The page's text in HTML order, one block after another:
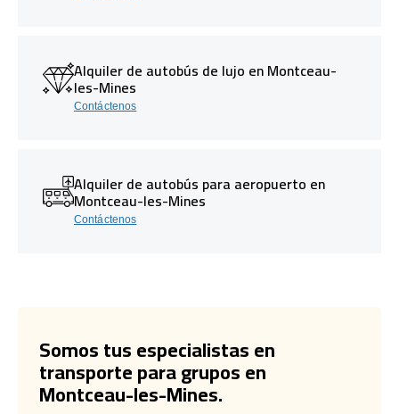
Alquiler de autobús de lujo en Montceau-
les-Mines
Contáctenos
Alquiler de autobús para aeropuerto en
Montceau-les-Mines
Contáctenos
Somos tus especialistas en
transporte para grupos en
Montceau-les-Mines.